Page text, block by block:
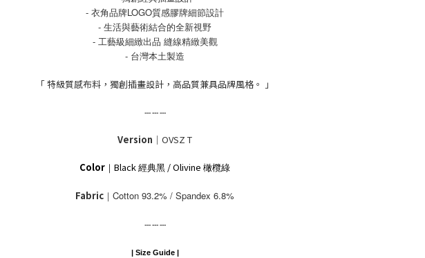
- 衣角品牌LOGO質感膠牌細節設計
- 生活與藝術結合的全新視野
- 工藝級細緻出品 縫線精緻美觀
- 台灣本土製造
「 特級質感布料，獨創插畫設計，高品質兼具品牌風格。 」
--- --- ---
Version ｜OVSZ T
Color ｜ Black 經典黑 / Olivine 橄欖綠
Fabric ｜Cotton 93.2% / Spandex 6.8%
--- --- ---
| Size Guide |